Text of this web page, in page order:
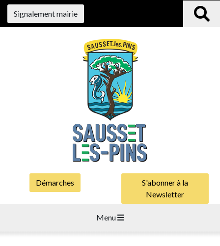
Signalement mairie
Démarches
S'abonner à la
Newsletter
Menu